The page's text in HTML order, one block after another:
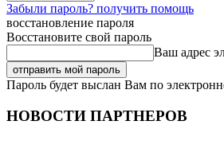
Забыли пароль? получить помощь
восстановление пароля
Восстановите свой пароль
Ваш адрес
Пароль будет выслан Вам по
НОВОСТИ ПАРТНЕРОВ